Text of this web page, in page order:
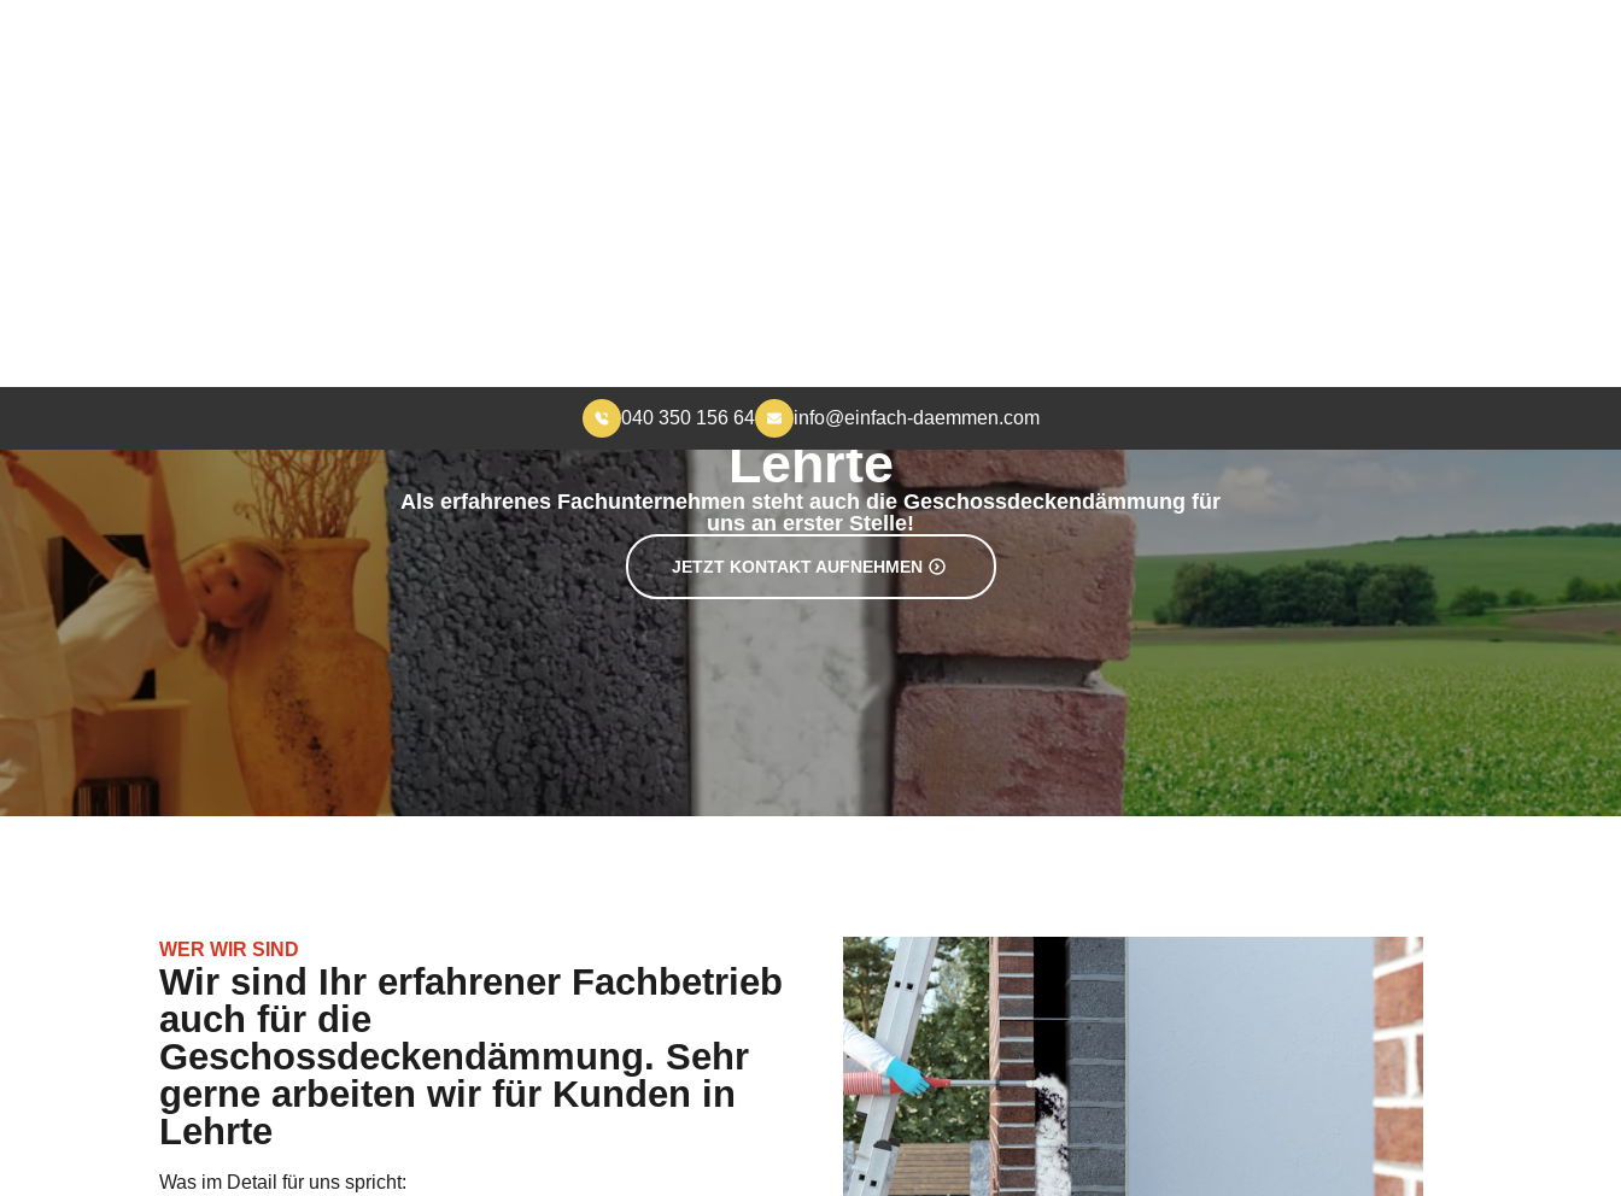
Geschossdeckendämmung in
Lehrte
Als erfahrenes Fachunternehmen steht auch die Geschossdeckendämmung für
uns an erster Stelle!
JETZT KONTAKT AUFNEHMEN
WER WIR SIND
Wir sind Ihr erfahrener Fachbetrieb
auch für die
Geschossdeckendämmung. Sehr
gerne arbeiten wir für Kunden in
Lehrte
Was im Detail für uns spricht: